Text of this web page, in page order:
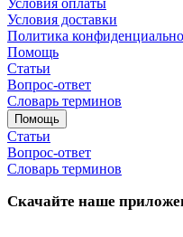
Условия доставки
Политика
Помощь
Статьи
Вопрос-ответ
Словарь терминов
Помощь
Статьи
Вопрос-ответ
Словарь терминов
Скачайте наше